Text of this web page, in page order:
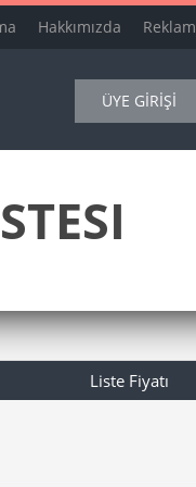
Hakkımızda Reklam
ÜYE GİRİŞİ
Liste Fiyatı